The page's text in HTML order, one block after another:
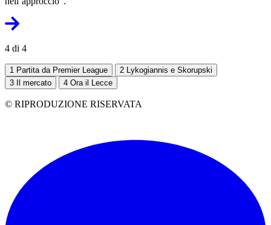
4 di 4
1 Partita da Premier League 2
Lykogiannis e Skorupski
3
Il mercato 4 Ora il Lecce
© RIPRODUZIONE RISERVATA